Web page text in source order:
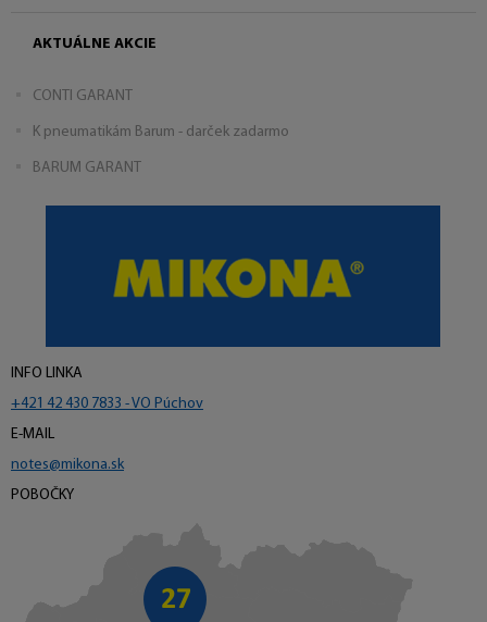
AKTUÁLNE AKCIE
CONTI GARANT
K pneumatikám Barum - darček zadarmo
BARUM GARANT
INFO LINKA
+421 42 430 7833 - VO Púchov
E-MAIL
notes@mikona.sk
POBOČKY